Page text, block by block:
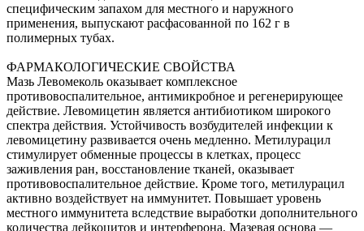
специфическим запахом для местного и наружного
применения, выпускают расфасованной по 162 г в
полимерных тубах.
ФАРМАКОЛОГИЧЕСКИЕ СВОЙСТВА
Мазь Левомеколь оказывает комплексное
противовоспалительное, антимикробное и регенерирующее
действие. Левомицетин является антибиотиком широкого
спектра действия. Устойчивость возбудителей инфекции к
левомицетину развивается очень медленно. Метилурацил
стимулирует обменные процессы в клетках, процесс
заживления ран, восстановление тканей, оказывает
противовоспалительное действие. Кроме того, метилурацил
активно воздействует на иммунитет. Повышает уровень
местного иммунитета вследствие выработки дополнительного
количества лейкоцитов и интерферона. Мазевая основа —